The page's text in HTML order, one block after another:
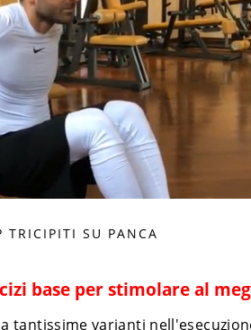
TRICIPITI SU PANCA
base per stimolare al
tantissime varianti